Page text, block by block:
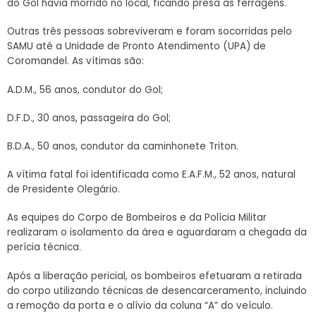
do Gol havia morrido no local, ficando presa às ferragens.
Outras três pessoas sobreviveram e foram socorridas pelo
SAMU até a Unidade de Pronto Atendimento (UPA) de
Coromandel. As vítimas são:
A.D.M., 56 anos, condutor do Gol;
D.F.D., 30 anos, passageira do Gol;
B.D.A., 50 anos, condutor da caminhonete Triton.
A vítima fatal foi identificada como E.A.F.M., 52 anos, natural
de Presidente Olegário.
As equipes do Corpo de Bombeiros e da Polícia Militar
realizaram o isolamento da área e aguardaram a chegada da
perícia técnica.
Após a liberação pericial, os bombeiros efetuaram a retirada
do corpo utilizando técnicas de desencarceramento, incluindo
a remoção da porta e o alívio da coluna “A” do veículo.